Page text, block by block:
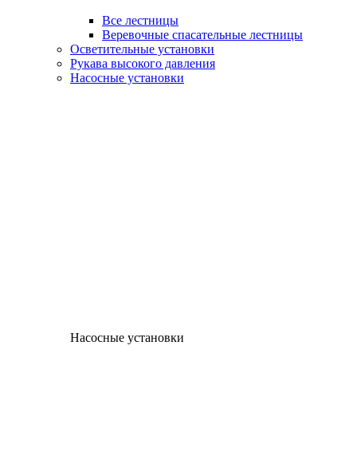
Все лестницы
Веревочные спасательные лестницы
Осветительные установки
Рукава высокого давления
Насосные установки
Насосные установки